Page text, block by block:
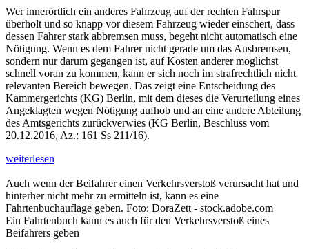
Wer innerörtlich ein anderes Fahrzeug auf der rechten Fahrspur
überholt und so knapp vor diesem Fahrzeug wieder einschert, dass
dessen Fahrer stark abbremsen muss, begeht nicht automatisch eine
Nötigung. Wenn es dem Fahrer nicht gerade um das Ausbremsen,
sondern nur darum gegangen ist, auf Kosten anderer möglichst
schnell voran zu kommen, kann er sich noch im strafrechtlich nicht
relevanten Bereich bewegen. Das zeigt eine Entscheidung des
Kammergerichts (KG) Berlin, mit dem dieses die Verurteilung eines
Angeklagten wegen Nötigung aufhob und an eine andere Abteilung
des Amtsgerichts zurückverwies (KG Berlin, Beschluss vom
20.12.2016, Az.: 161 Ss 211/16).
weiterlesen
Auch wenn der Beifahrer einen Verkehrsverstoß verursacht hat und
hinterher nicht mehr zu ermitteln ist, kann es eine
Fahrtenbuchauflage geben. Foto: DoraZett - stock.adobe.com
Ein Fahrtenbuch kann es auch für den Verkehrsverstoß eines
Beifahrers geben